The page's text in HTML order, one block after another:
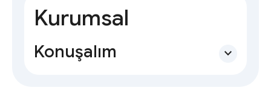
Kurumsal
Konuşalım expand_more